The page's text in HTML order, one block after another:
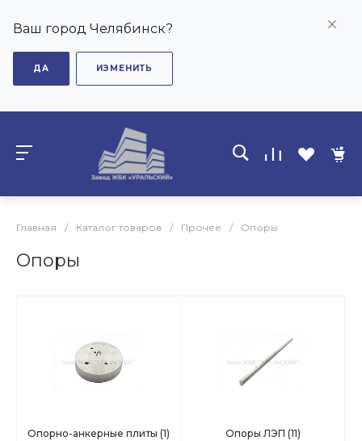
Ваш город Челябинск?
ДА ИЗМЕНИТЬ
Главная / Каталог товаров / Прочее / Опоры
Опоры
Опорно-анкерные плиты (1) Опоры ЛЭП (11)